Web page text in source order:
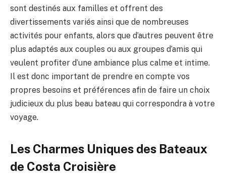
sont destinés aux familles et offrent des
divertissements variés ainsi que de nombreuses
activités pour enfants, alors que d’autres peuvent être
plus adaptés aux couples ou aux groupes d’amis qui
veulent profiter d’une ambiance plus calme et intime.
Il est donc important de prendre en compte vos
propres besoins et préférences afin de faire un choix
judicieux du plus beau bateau qui correspondra à votre
voyage.
Les Charmes Uniques des Bateaux
de Costa Croisière